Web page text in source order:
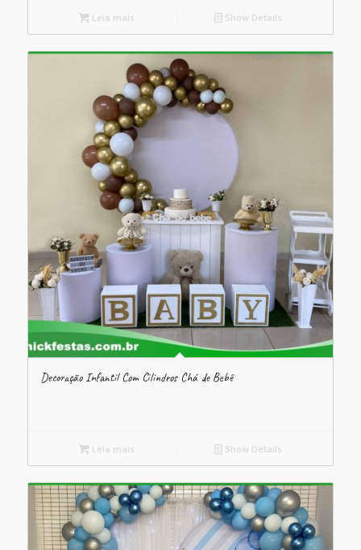
Leia mais Show Details
Decoração Infantil Com Cilindros Chá de Bebê
Leia mais Show Details